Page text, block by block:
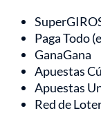
Paga Todo
GanaGana
Apuestas
Apuestas
Red de